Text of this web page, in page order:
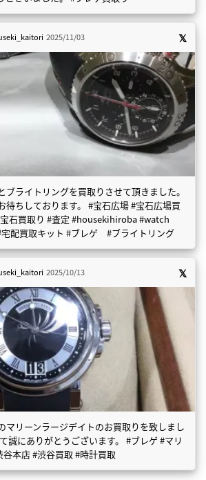
2025/11/03
ブライトリングを買取りさせて頂きました。
待ちしております。 #宝石広場 #宝石広場買
石買取り #査定 #housekihiroba #watch
配買取キット #ブレゲ #ブライトリング
2025/10/13
マリーンラージデイトのお買取りを致しまし
誠にありがとうございます。 #ブレゲ #マリ
本店 #渋谷買取 #時計買取